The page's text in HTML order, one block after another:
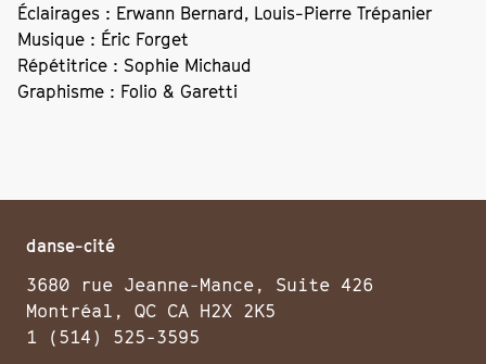
Éclairages : Erwann Bernard, Louis-Pierre Trépanier
Musique : Éric Forget
Répétitrice : Sophie Michaud
Graphisme : Folio & Garetti
danse-cité
3680 rue Jeanne-Mance, Suite 426
Montréal, QC CA H2X 2K5
1 (514) 525-3595